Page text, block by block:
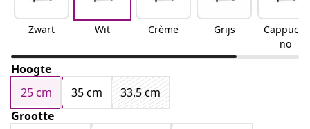
Zwart Wit Crème Grijs
Cappucci
no
Hoogte
25 cm
35 cm
33.5 cm
Grootte